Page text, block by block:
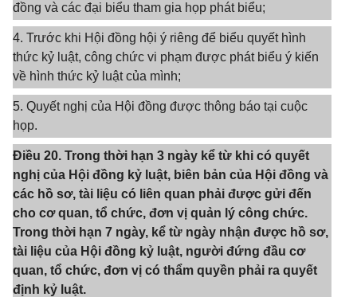
đồng và các đại biểu tham gia họp phát biểu;
4. Trước khi Hội đồng hội ý riêng để biểu quyết hình
thức kỷ luật, công chức vi phạm được phát biểu ý kiến
về hình thức kỷ luật của mình;
5. Quyết nghị của Hội đồng được thông báo tại cuộc
họp.
Điều 20. Trong thời hạn 3 ngày kể từ khi có quyết
nghị của Hội đồng kỷ luật, biên bản của Hội đồng và
các hồ sơ, tài liệu có liên quan phải được gửi đến
cho cơ quan, tổ chức, đơn vị quản lý công chức.
Trong thời hạn 7 ngày, kể từ ngày nhận được hồ sơ,
tài liệu của Hội đồng kỷ luật, người đứng đầu cơ
quan, tổ chức, đơn vị có thẩm quyền phải ra quyết
định kỷ luật.